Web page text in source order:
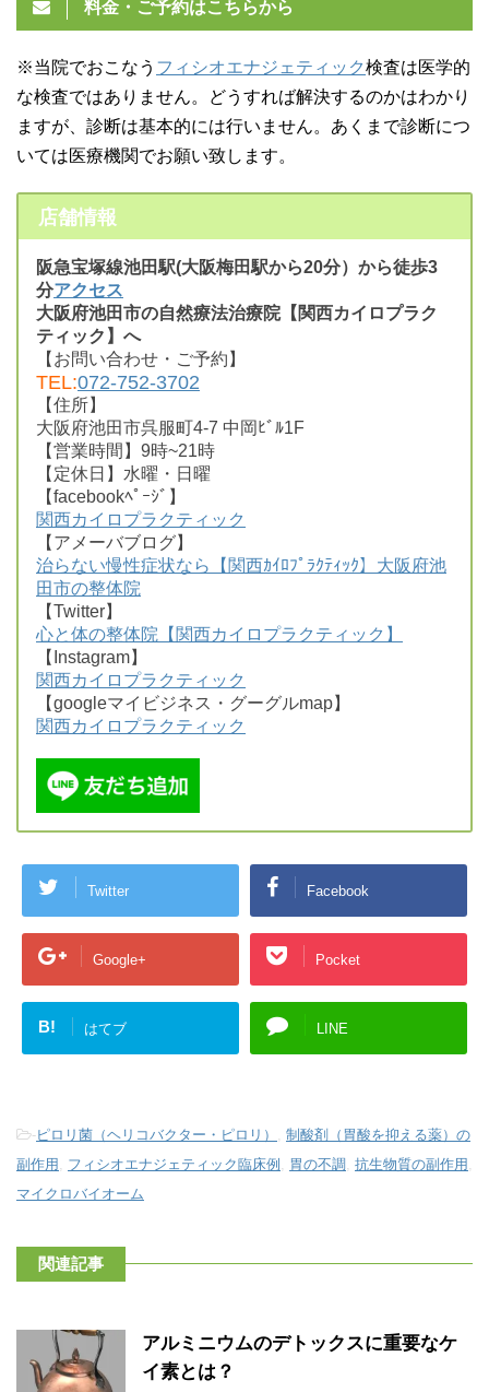
料金・ご予約はこちらから
※当院でおこなう フィシオエナジェティック検査は医学的
な検査ではありません。どうすれば解決するのかはわかり
ますが、診断は基本的には行いません。あくまで診断につ
いては医療機関でお願い致します。
店舗情報
阪急宝塚線池田駅(大阪梅田駅から20分）から徒歩3
分アクセス
大阪府池田市の自然療法治療院【関西カイロプラク
ティック】へ
【お問い合わせ・ご予約】
TEL:072-752-3702
【住所】
大阪府池田市呉服町4-7 中岡ﾋﾞﾙ1F
【営業時間】9時~21時
【定休日】水曜・日曜
【facebookﾍﾟｰｼﾞ】
関西カイロプラクティック
【アメーバブログ】
治らない慢性症状なら【関西ｶｲﾛﾌﾟﾗｸﾃｨｯｸ】大阪府池
田市の整体院
【Twitter】
心と体の整体院【関西カイロプラクティック】
【Instagram】
関西カイロプラクティック
【googleマイビジネス・グーグルmap】
関西カイロプラクティック
Twitter Facebook
Google+ Pocket
B! はてブ LINE
-ピロリ菌（ヘリコバクター・ピロリ） , 制酸剤（胃酸を抑える薬）の
副作用 , フィシオエナジェティック臨床例 , 胃の不調 , 抗生物質の副作用 ,
マイクロバイオーム
関連記事
アルミニウムのデトックスに重要なケ
イ素とは？